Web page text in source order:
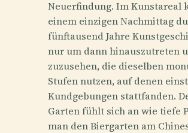
Neuerfindung. Im Kunstareal
einem einzigen Nachmittag
fünftausend Jahre
nur um dann hinauszutreten
zuzusehen, die dieselben
Stufen nutzen, auf denen
Kundgebungen stattfanden.
Garten fühlt sich an wie tiefe
man den Biergarten am